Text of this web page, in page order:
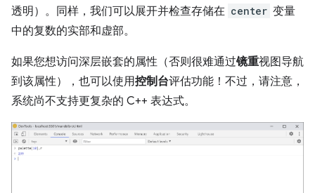
透明）。同样，我们可以展开并检查存储在 center 变量
中的复数的实部和虚部。
如果您想访问深层嵌套的属性（否则很难通过镜重视图导航
到该属性），也可以使用控制台评估功能！不过，请注意，
系统尚不支持更复杂的 C++ 表达式。